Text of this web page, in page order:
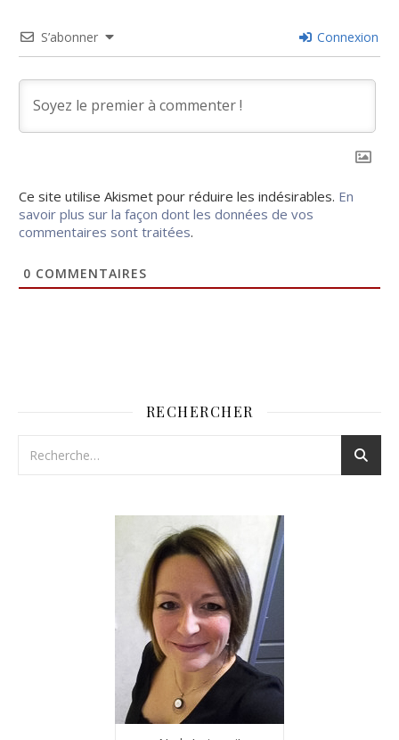
S’abonner Connexion
Ce site utilise Akismet pour réduire les indésirables. En
savoir plus sur la façon dont les données de vos
commentaires sont traitées.
0 COMMENTAIRES
RECHERCHER